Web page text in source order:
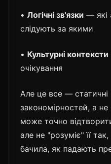
• Логічні зв'язки — які
слідують за якими
• Культурні контексти
очікування
Але це все — статичні
закономірностей, а
може точно
але не "розуміє" її
бачила, як падають